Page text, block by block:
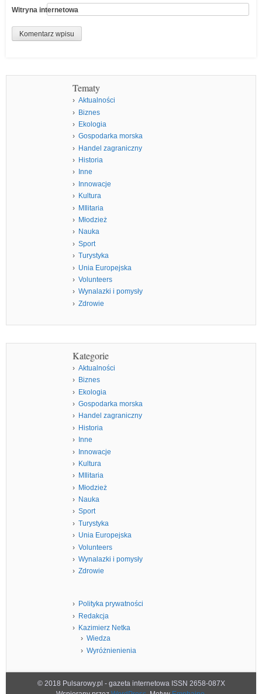
Witryna internetowa
Tematy
Aktualności
Biznes
Ekologia
Gospodarka morska
Handel zagraniczny
Historia
Inne
Innowacje
Kultura
MIlitaria
Młodzież
Nauka
Sport
Turystyka
Unia Europejska
Volunteers
Wynalazki i pomysły
Zdrowie
Kategorie
Aktualności
Biznes
Ekologia
Gospodarka morska
Handel zagraniczny
Historia
Inne
Innowacje
Kultura
MIlitaria
Młodzież
Nauka
Sport
Turystyka
Unia Europejska
Volunteers
Wynalazki i pomysły
Zdrowie
Polityka prywatności
Redakcja
Kazimierz Netka
Wiedza
Wyróżnienienia
© 2018 Pulsarowy.pl - gazeta internetowa ISSN 2658-087X